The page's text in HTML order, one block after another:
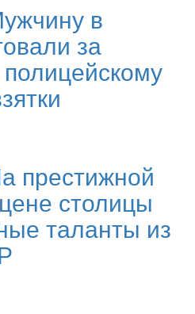
в
за
престижной
столицы
таланты из